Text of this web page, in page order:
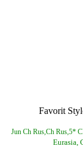
Favorit
Jun Ch Rus,Ch Rus,5*
Eurasia,